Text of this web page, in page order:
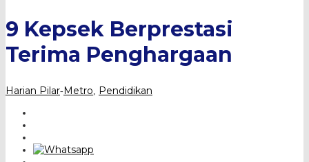
9 Kepsek Berprestasi
Terima Penghargaan
Harian Pilar-Metro Pendidikan